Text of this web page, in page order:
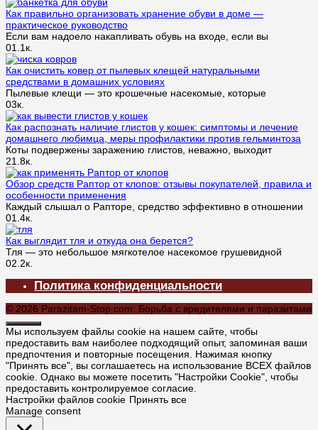
Как правильно организовать хранение обуви в доме —
практическое руководство
Если вам надоело накапливать обувь на входе, если вы
01.1к.
Как очистить ковер от пылевых клещей натуральными
средствами в домашних условиях
Пылевые клещи — это крошечные насекомые, которые
03к.
Как распознать наличие глистов у кошек: симптомы и лечение
домашнего любимца, меры профилактики против гельминтоза
Коты подвержены заражению глистов, неважно, выходит
21.8к.
Обзор средств Раптор от клопов: отзывы покупателей, правила и
особенности применения
Каждый слышал о Рапторе, средство эффективно в отношении
01.4к.
Как выглядит тля и откуда она берется?
Тля — это небольшое мягкотелое насекомое грушевидной
02.2к.
Политика конфиденциальности
© 2026 Parazitam-Stop.com: Борьба с вредителями и паразитами
Мы используем файлы cookie на нашем сайте, чтобы
предоставить вам наиболее подходящий опыт, запоминая ваши
предпочтения и повторные посещения. Нажимая кнопку
"Принять все", вы соглашаетесь на использование ВСЕХ файлов
cookie. Однако вы можете посетить "Настройки Cookie", чтобы
предоставить контролируемое согласие.
Настройки файлов cookie Принять все
Manage consent